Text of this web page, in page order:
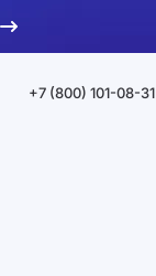
+7 (800) 101-08-31